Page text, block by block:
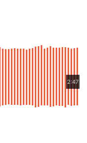
2:47